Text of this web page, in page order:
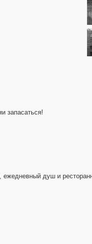
запасаться!
ежедневный душ и